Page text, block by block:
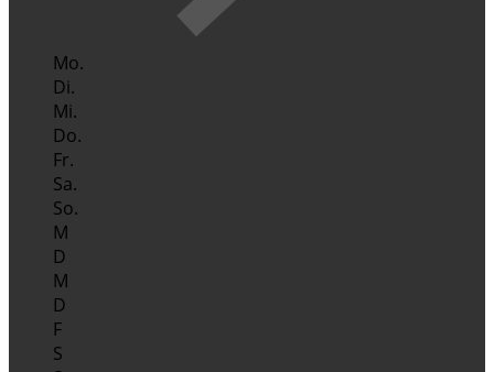
Mo.
Di.
Mi.
Do.
Fr.
Sa.
So.
M
D
M
D
F
S